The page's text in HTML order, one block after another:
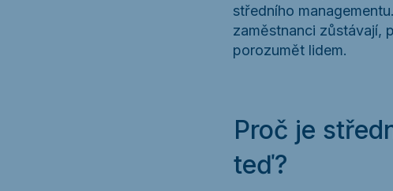
středního
zaměstnanci zůstávají,
porozumět lidem.
Proč je
teď?